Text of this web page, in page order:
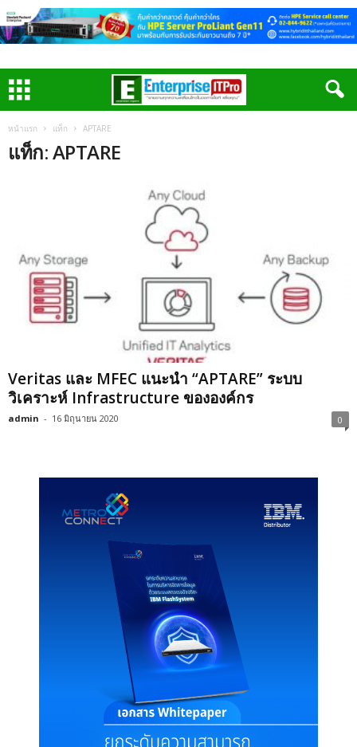
หน้าแรก แท็ก APTARE
แท็ก: APTARE
Veritas และ MFEC แนะนำ “APTARE” ระบบ
วิเคราะห์ Infrastructure ขององค์กร
admin - 16 มิถุนายน 2020 0